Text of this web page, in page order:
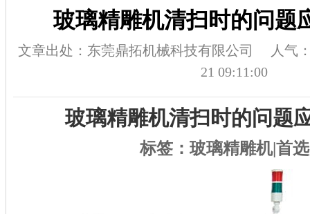
玻璃精雕机清扫时的问题
文章出处：东莞鼎拓机械科技有限公司
人气
21 09:11:00
玻璃精雕机清扫时的问题
标签：玻璃精雕机|首